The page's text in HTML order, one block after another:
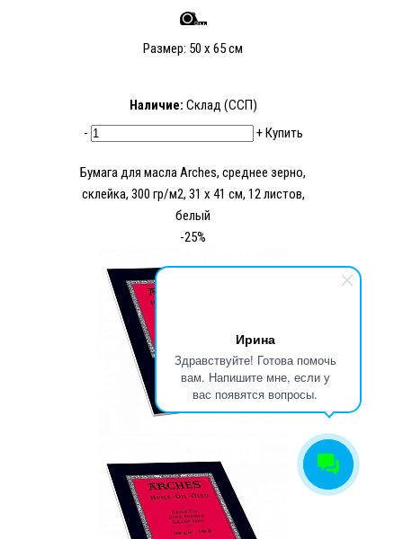
Ирина
Здравствуйте! Готова помочь
вам. Напишите мне, если у
вас появятся вопросы.
Размер: 50 x 65 см
Наличие: Склад (ССП)
-
+Купить
Бумага для масла Arches, среднее зерно,
склейка, 300 гр/м2, 31 х 41 см, 12 листов,
белый
-25%